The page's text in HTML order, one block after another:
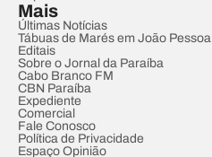
Mais
Últimas Notícias
Tábuas de Marés em João Pessoa
Editais
Sobre o Jornal da Paraíba
Cabo Branco FM
CBN Paraíba
Expediente
Comercial
Fale Conosco
Política de Privacidade
Espaço Opinião